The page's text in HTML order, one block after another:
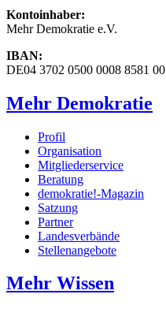
Kontoinhaber:
Mehr Demokratie e.V.
IBAN:
DE04 3702 0500 0008 8581 00
Mehr Demokratie
Profil
Organisation
Mitgliederservice
Beratung
demokratie!-Magazin
Satzung
Partner
Landesverbände
Stellenangebote
Mehr Wissen